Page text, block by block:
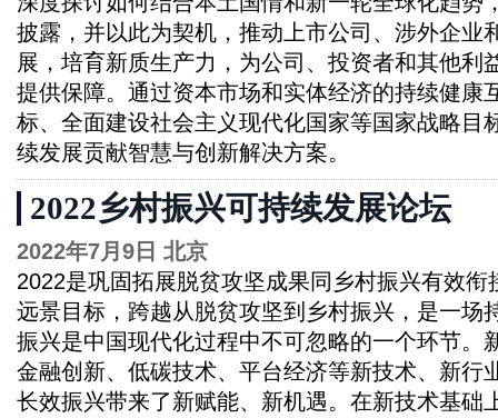
披露，并以此为契机，推动上市公司、涉外企业
展，培育新质生产力，为公司、投资者和其他利
提供保障。通过资本市场和实体经济的持续健康
标、全面建设社会主义现代化国家等国家战略目
续发展贡献智慧与创新解决方案。
2022乡村振兴可持续发展论坛
2022年7月9日 北京
2022是巩固拓展脱贫攻坚成果同乡村振兴有效
远景目标，跨越从脱贫攻坚到乡村振兴，是一场
振兴是中国现代化过程中不可忽略的一个环节。
金融创新、低碳技术、平台经济等新技术、新行
长效振兴带来了新赋能、新机遇。在新技术基础